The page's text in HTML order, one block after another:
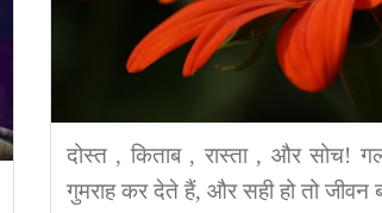
दोस्त , किताब , रास्ता , और सोच!
गुमराह कर देते हैं, और सही हो तो जीवन